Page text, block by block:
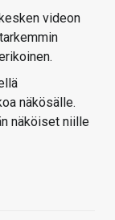
videon
näkösälle.
näköiset niille